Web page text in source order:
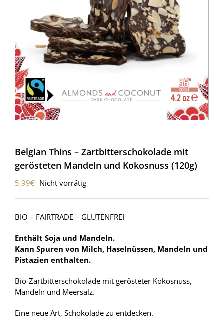
Belgian Thins – Zartbitterschokolade mit
gerösteten Mandeln und Kokosnuss (120g)
5,99€ Nicht vorrätig
BIO – FAIRTRADE – GLUTENFREI
Enthält Soja und Mandeln.
Kann Spuren von Milch, Haselnüssen, Mandeln und
Pistazien enthalten.
Bio-Zartbitterschokolade mit gerösteter Kokosnuss,
Mandeln und Meersalz.
Eine neue Art, Schokolade zu entdecken.